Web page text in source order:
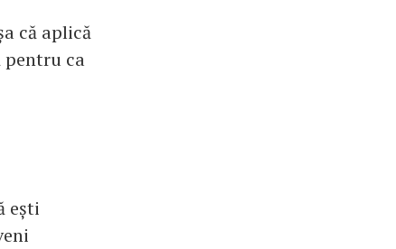
că aplică
pentru ca
ești